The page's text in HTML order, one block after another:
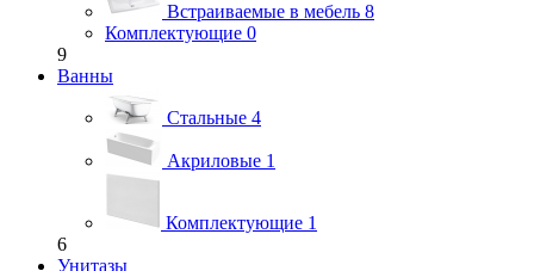
Встраиваемые в мебель 8
Комплектующие 0
9
Ванны
Стальные 4
Акриловые 1
Комплектующие 1
6
Унитазы